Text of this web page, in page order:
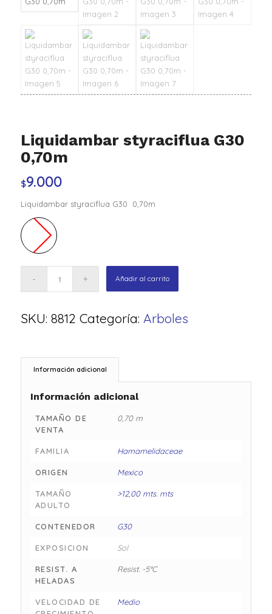
Liquidambar styraciflua G30
0,70m
$9.000
Liquidambar styraciflua G30 0,70m
Añadir al carrito
SKU: 8812 Categoría: Arboles
Información adicional
Información adicional
TAMAÑO DE
VENTA
0,70 m
FAMILIA Hamamelidaceae
ORIGEN Mexico
TAMAÑO
ADULTO
>12,00 mts. mts
CONTENEDOR G30
EXPOSICION Sol
RESIST. A
HELADAS
Resist. -5°C
VELOCIDAD DE
Medio